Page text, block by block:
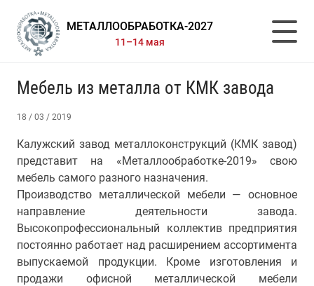
МЕТАЛЛООБРАБОТКА-2027
11–14 мая
Мебель из металла от КМК завода
18 / 03 / 2019
Калужский завод металлоконструкций (КМК завод)
представит на «Металлообработке-2019» свою
мебель самого разного назначения.
Производство металлической мебели — основное
направление деятельности завода.
Высокопрофессиональный коллектив предприятия
постоянно работает над расширением ассортимента
выпускаемой продукции. Кроме изготовления и
продажи офисной металлической мебели